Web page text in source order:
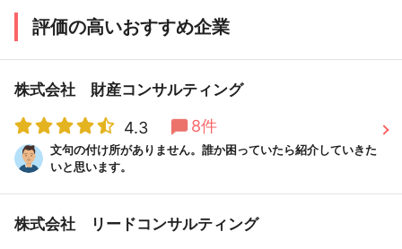
評価の高いおすすめ企業
株式会社 財産コンサルティング
4.3 8件
文句の付け所がありません。誰か困っていたら紹介していきた
いと思います。
株式会社 リードコンサルティング